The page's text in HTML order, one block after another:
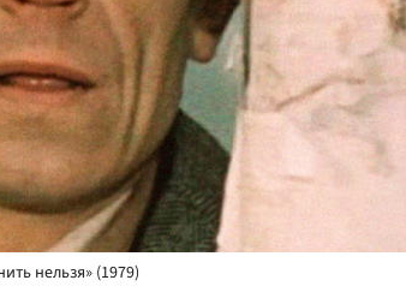
нельзя» (1979)